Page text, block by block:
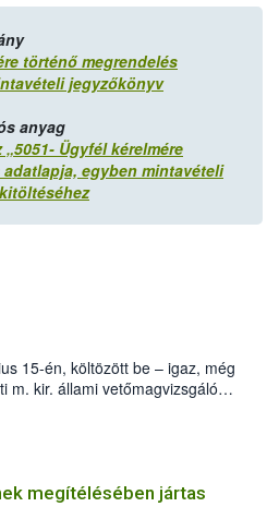
történő megrendelés
jegyzőkönyv
anyag
Ügyfél kérelmére
egyben mintavételi
15-én, költözött be – igaz, még
m. kir. állami vetőmagvizsgáló
szám alatti, Czigler Győző által
megítélésében jártas